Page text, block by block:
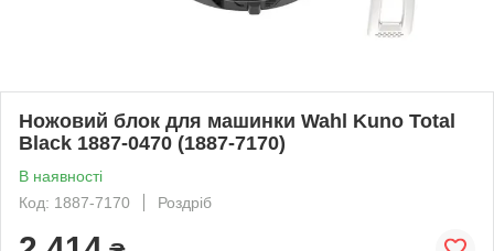
Ножовий блок для машинки Wahl Kuno Total
Black 1887-0470 (1887-7170)
В наявності
Код: 1887-7170
Роздріб